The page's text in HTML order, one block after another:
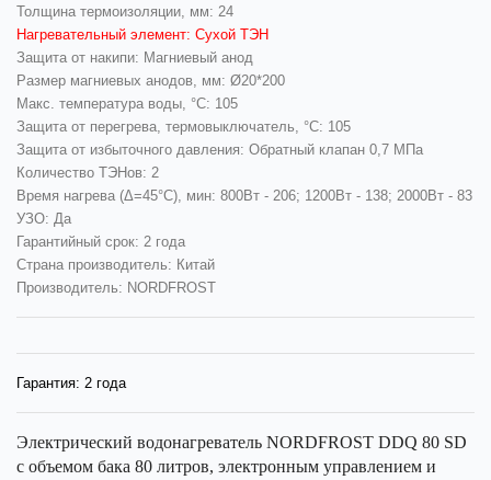
Толщина термоизоляции, мм: 24
Нагревательный элемент: Сухой ТЭН
Защита от накипи: Магниевый анод
Размер магниевых анодов, мм: Ø20*200
Макс. температура воды, °C: 105
Защита от перегрева, термовыключатель, °C: 105
Защита от избыточного давления: Обратный клапан 0,7 МПа
Количество ТЭНов: 2
Время нагрева (Δ=45°C), мин: 800Вт - 206; 1200Вт - 138; 2000Вт - 83
УЗО: Да
Гарантийный срок: 2 года
Страна производитель: Китай
Производитель: NORDFROST
Гарантия: 2 года
Электрический водонагреватель NORDFROST DDQ 80 SD
с объемом бака 80 литров, электронным управлением и